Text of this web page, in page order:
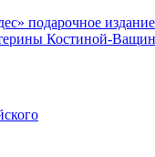
подарочное издание
Костиной-